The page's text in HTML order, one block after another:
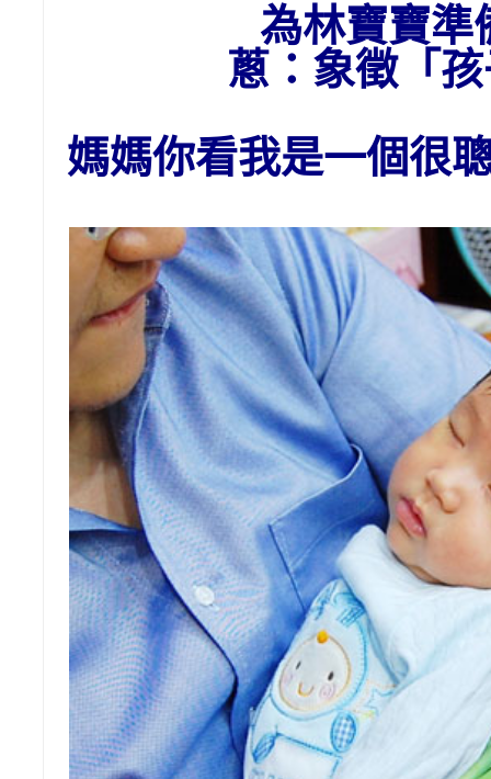
為林寶寶準
蔥：象徵「
媽媽你看我是一個很